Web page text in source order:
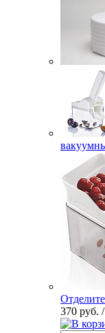
370 руб.